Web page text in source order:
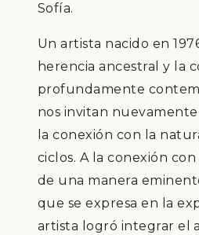
Sofía.
Un artista nacido en
herencia ancestral y la
profundamente
nos invitan
la conexión con la
ciclos. A la conexión
de una manera
que se expresa en la
artista logró integrar el